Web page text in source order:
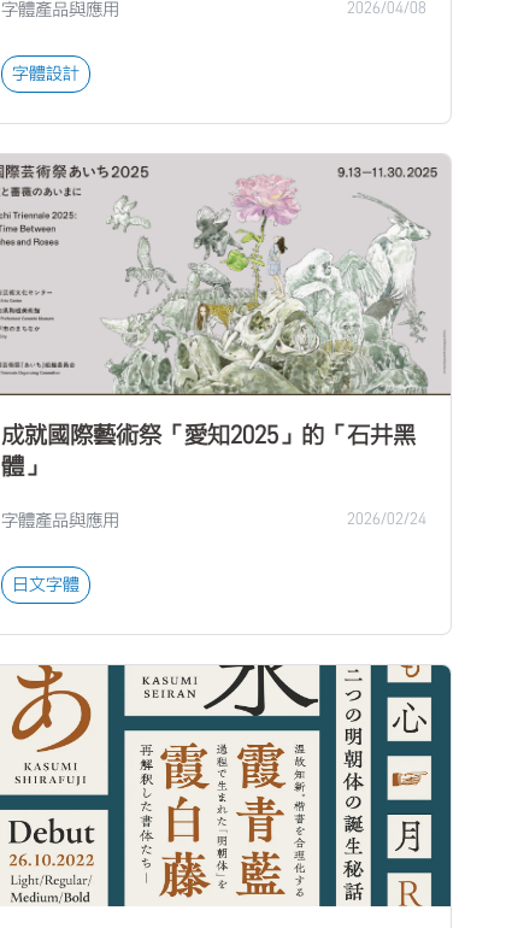
字體產品與應用 2026/04/08
字體設計
成就國際藝術祭「愛知2025」的「石井黑
體」
字體產品與應用 2026/02/24
日文字體